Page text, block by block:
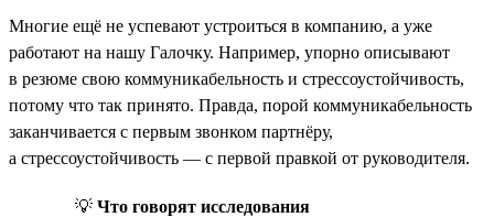
Многие ещё не успевают устроиться в компанию, а уже
работают на нашу Галочку. Например, упорно описывают
в резюме свою коммуникабельность и стрессоустойчивость,
потому что так принято. Правда, порой коммуникабельность
заканчивается с первым звонком партнёру,
а стрессоустойчивость — с первой правкой от руководителя.
💡 Что говорят исследования